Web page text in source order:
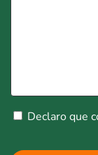
Declaro que